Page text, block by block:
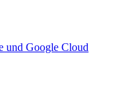
und Google Cloud